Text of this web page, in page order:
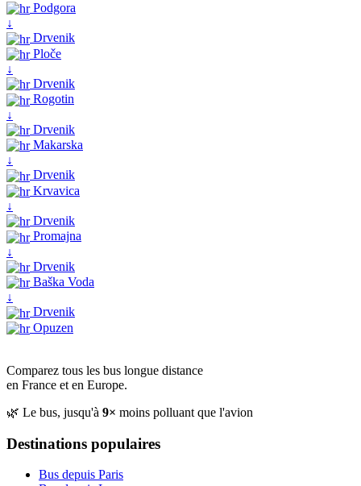
Podgora
↓
Drvenik
Ploče
↓
Drvenik
Rogotin
↓
Drvenik
Makarska
↓
Drvenik
Krvavica
↓
Drvenik
Promajna
↓
Drvenik
Baška Voda
↓
Drvenik
Opuzen
Comparez tous les bus longue distance
en France et en Europe.
🌿 Le bus, jusqu'à 9× moins polluant que l'avion
Destinations populaires
Bus depuis Paris